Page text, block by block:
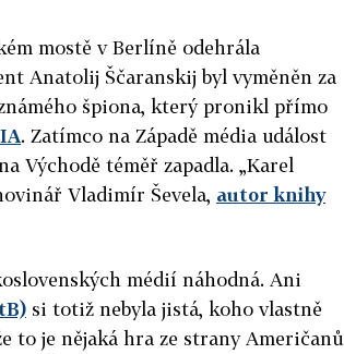
mostě v Berlíně odehrála
Anatolij Ščaranskij byl vyměněn za
špiona, který pronikl přímo
. Zatímco na Západě média událost
Východě téměř zapadla. „Karel
Vladimír Ševela, autor knihy
médií náhodná. Ani
si totiž nebyla jistá, koho vlastně
to je nějaká hra ze strany Američanů